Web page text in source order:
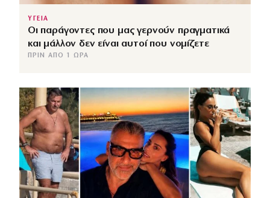
ΥΓΕΙΑ
Οι παράγοντες που μας γερνούν πραγματικά
και μάλλον δεν είναι αυτοί που νομίζετε
ΠΡΙΝ ΑΠΌ 1 ΏΡΑ